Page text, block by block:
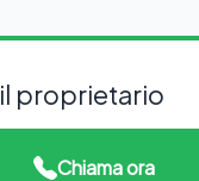
proprietario
Chiama ora